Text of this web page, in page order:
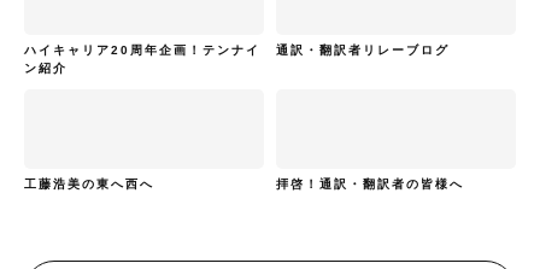
ハイキャリア20周年企画！テンナイ
ン紹介
通訳・翻訳者リレーブログ
工藤浩美の東へ西へ 拝啓！通訳・翻訳者の皆様へ